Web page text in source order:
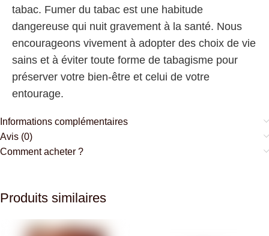
tabac. Fumer du tabac est une habitude
dangereuse qui nuit gravement à la santé. Nous
encourageons vivement à adopter des choix de vie
sains et à éviter toute forme de tabagisme pour
préserver votre bien-être et celui de votre
entourage.
Informations complémentaires
Avis (0)
Comment acheter ?
Produits similaires